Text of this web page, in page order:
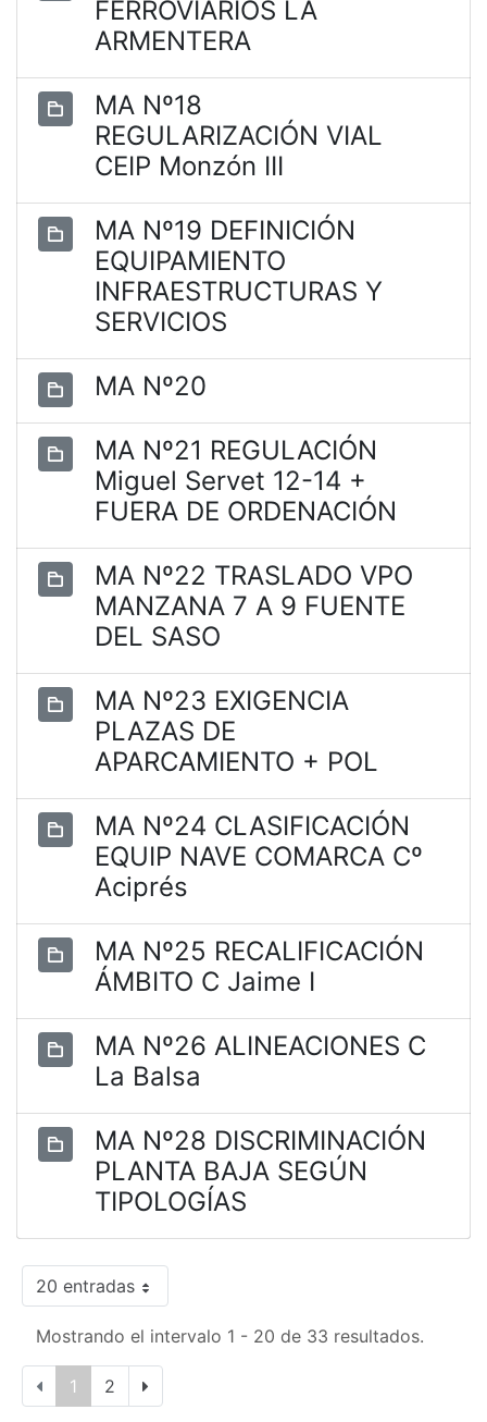
FERROVIARIOS LA
ARMENTERA
MA Nº18
REGULARIZACIÓN VIAL
CEIP Monzón III
MA Nº19 DEFINICIÓN
EQUIPAMIENTO
INFRAESTRUCTURAS Y
SERVICIOS
MA Nº20
MA Nº21 REGULACIÓN
Miguel Servet 12-14 +
FUERA DE ORDENACIÓN
MA Nº22 TRASLADO VPO
MANZANA 7 A 9 FUENTE
DEL SASO
MA Nº23 EXIGENCIA
PLAZAS DE
APARCAMIENTO + POL
MA Nº24 CLASIFICACIÓN
EQUIP NAVE COMARCA Cº
Aciprés
MA Nº25 RECALIFICACIÓN
ÁMBITO C Jaime I
MA Nº26 ALINEACIONES C
La Balsa
MA Nº28 DISCRIMINACIÓN
PLANTA BAJA SEGÚN
TIPOLOGÍAS
20 entradas
Mostrando el intervalo 1 - 20 de 33 resultados.
1 2